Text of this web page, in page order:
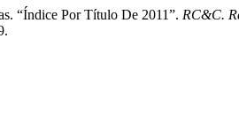
“Índice Por Título De 2011”. RC&C.